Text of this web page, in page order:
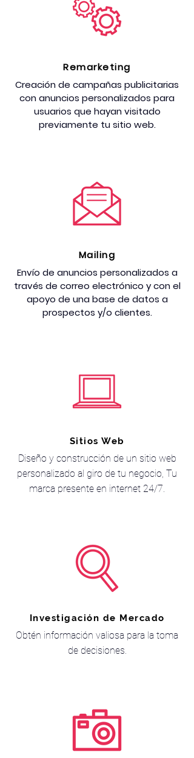
Remarketing
Creación de campañas publicitarias
con anuncios personalizados para
usuarios que hayan visitado
previamente tu sitio web.
Mailing
Envío de anuncios personalizados a
través de correo electrónico y con el
apoyo de una base de datos a
prospectos y/o clientes.
Sitios Web
Diseño y construcción de un sitio web
personalizado al giro de tu negocio, Tu
marca presente en internet 24/7.
Investigación de Mercado
Obtén información valiosa para la toma
de decisiones.